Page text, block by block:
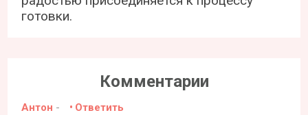
готовки.
Комментарии
Антон - Ответить